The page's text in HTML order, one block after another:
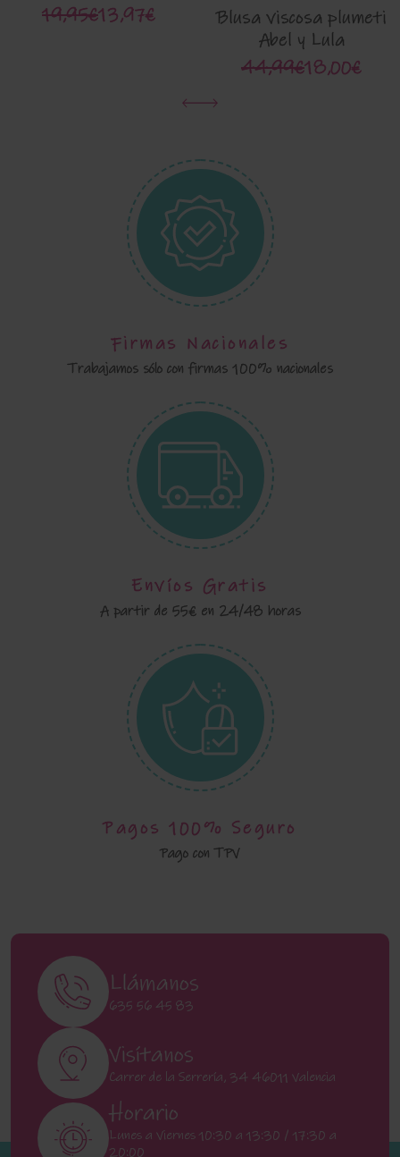
19,95€13,97€
Blusa viscosa plumeti
Abel y Lula
44,99€18,00€
Firmas Nacionales
Trabajamos sólo con firmas 100% nacionales
Envíos Gratis
A partir de 55€ en 24/48 horas
Pagos 100% Seguro
Pago con TPV
Llámanos
635 56 45 83
Visítanos
Carrer de la Serrería, 34 46011 Valencia
Horario
Lunes a Viernes 10:30 a 13:30 / 17:30 a
20:00